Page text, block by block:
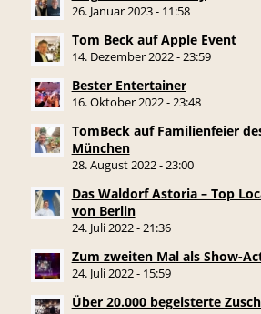
26. Januar 2023 - 11:58
Tom Beck auf Apple Event
14. Dezember 2022 - 23:59
Bester Entertainer
16. Oktober 2022 - 23:48
TomBeck auf Familienfeier
München
28. August 2022 - 23:00
Das Waldorf Astoria – Top
von Berlin
24. Juli 2022 - 21:36
Zum zweiten Mal als Show-
24. Juli 2022 - 15:59
Über 20.000 begeisterte